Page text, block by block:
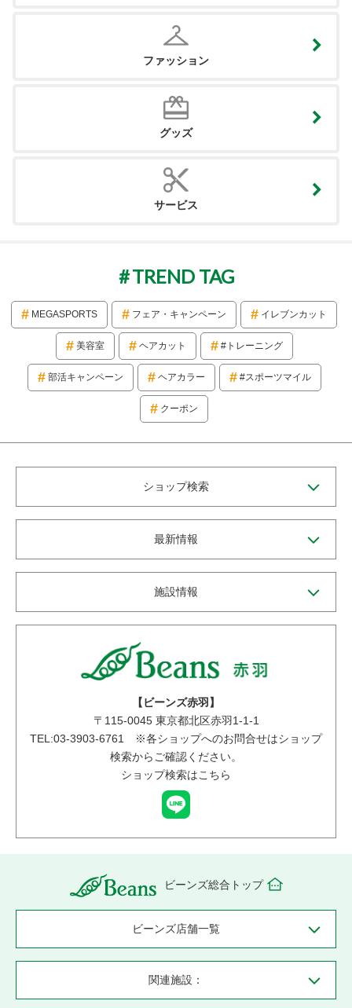
ファッション
グッズ
サービス
TREND TAG
MEGASPORTS フェア・キャンペーン イレブンカット
美容室 ヘアカット #トレーニング
部活キャンペーン ヘアカラー #スポーツマイル
クーポン
ショップ検索
最新情報
施設情報
【ビーンズ赤羽】
〒 115-0045東京都北区赤羽1-1-1
TEL:03-3903-6761 ※各ショップへのお問合せはショップ
検索からご確認ください。
ショップ検索はこちら
ビーンズ総合トップ
ビーンズ店舗一覧
関連施設：